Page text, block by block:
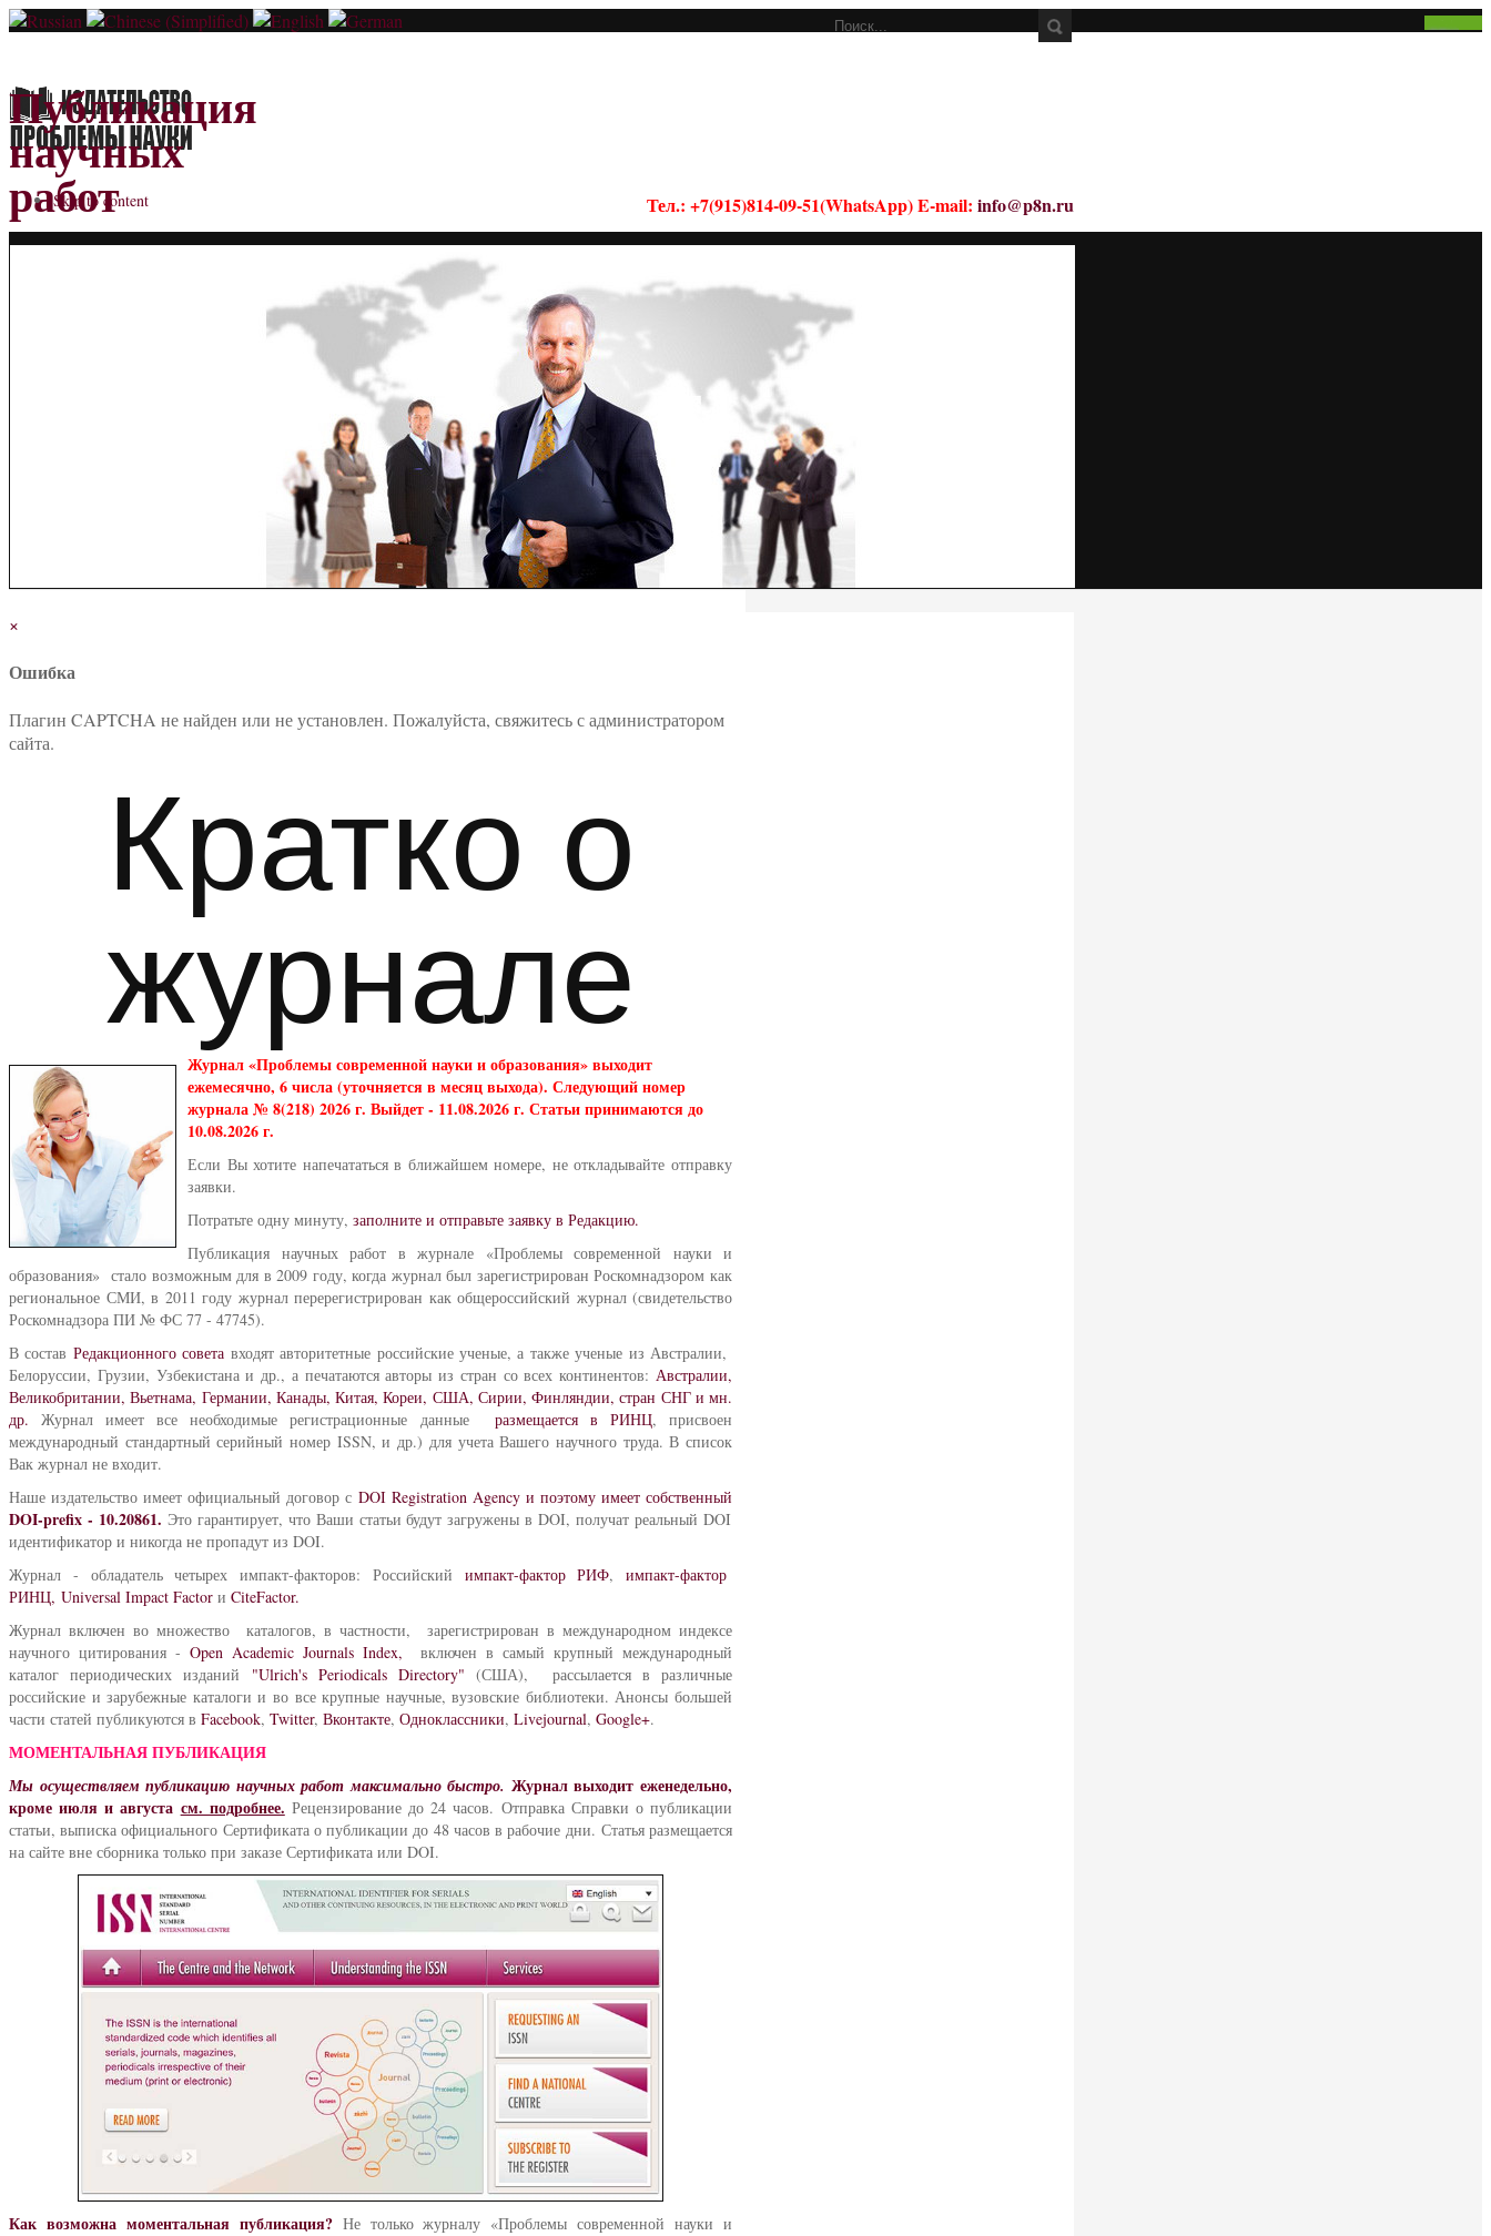
Публикация
научных
работ Тел.: +7(915)814-09-51(WhatsApp) E-mail: info@p8n.ru
Skip to content
×
Ошибка
Плагин CAPTCHA не найден или не установлен. Пожалуйста, свяжитесь с администратором
сайта.
Кратко о
журнале
Журнал «Проблемы современной науки и образования» выходит
ежемесячно, 6 числа (уточняется в месяц выхода). Следующий номер
журнала № 8(218) 2026 г. Выйдет - 11.08.2026 г. Статьи принимаются до
10.08.2026 г.
Если Вы хотите напечататься в ближайшем номере, не откладывайте отправку
заявки.
Потратьте одну минуту, заполните и отправьте заявку в Редакцию.
Публикация научных работ в журнале «Проблемы современной науки и
образования» стало возможным для в 2009 году, когда журнал был зарегистрирован Роскомнадзором как
региональное СМИ, в 2011 году журнал перерегистрирован как общероссийский журнал (свидетельство
Роскомнадзора ПИ № ФС 77 - 47745).
В состав Редакционного совета входят авторитетные российские ученые, а также ученые из Австралии,
Белоруссии, Грузии, Узбекистана и др., а печатаются авторы из стран со всех континентов: Австралии,
Великобритании, Вьетнама, Германии, Канады, Китая, Кореи, США, Сирии, Финляндии, стран СНГ и мн.
др.Журнал имеет все необходимые регистрационные данные размещается в РИНЦ, присвоен
международный стандартный серийный номер ISSN, и др.) для учета Вашего научного труда. В список
Вак журнал не входит.
Наше издательство имеет официальный договор с DOI Registration Agency и поэтому имеет собственный
DOI-prefix - 10.20861. Это гарантирует, что Ваши статьи будут загружены в DOI, получат реальный DOI
идентификатор и никогда не пропадут из DOI.
Журнал - обладатель четырех импакт-факторов: Российский импакт-фактор РИФ, импакт-фактор
РИНЦ, Universal Impact Factor и CiteFactor.
Журнал включен во множество каталогов, в частности, зарегистрирован в международном индексе
научного цитирования - Open Academic Journals Index,
включен в самый крупный международный
каталог периодических изданий "Ulrich's Periodicals Directory"(США), рассылается в различные
российские и зарубежные каталоги и во все крупные научные, вузовские библиотеки. Анонсы большей
части статей публикуются в Facebook, Twitter, Вконтакте, Одноклассники, Livejournal, Google+.
МОМЕНТАЛЬНАЯ ПУБЛИКАЦИЯ
Мы осуществляем публикацию научных работмаксимально быстро. Журнал выходит еженедельно,
кроме июля и августа см. подробнее. Рецензирование до 24 часов. Отправка Справки о публикации
статьи, выписка официального Сертификата о публикации до 48 часов в рабочие дни. Статья размещается
на сайте вне сборника только при заказе Сертификата или DOI.
Как возможна моментальная публикация?Не только журналу «Проблемы современной науки и